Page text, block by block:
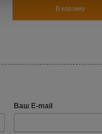
В корзину
Ваш E-mail